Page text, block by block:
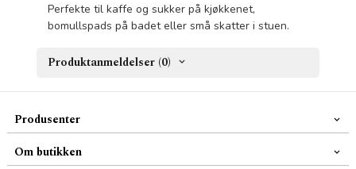
Perfekte til kaffe og sukker på kjøkkenet,
bomullspads på badet eller små skatter i stuen.
Produktanmeldelser (0)
Produsenter
Om butikken